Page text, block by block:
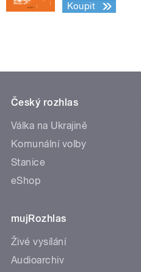
Koupit
Český rozhlas
Válka na Ukrajině
Komunální volby
Stanice
eShop
mujRozhlas
Živé vysílání
Audioarchiv